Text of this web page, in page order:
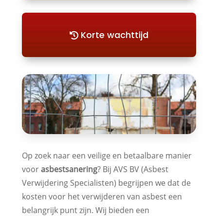
Korte wachttijd
Op zoek naar een veilige en betaalbare manier
voorasbestsanering? Bij AVS BV (Asbest
Verwijdering Specialisten) begrijpen we dat de
kosten voor het verwijderen van asbest een
belangrijk punt zijn. Wij bieden een